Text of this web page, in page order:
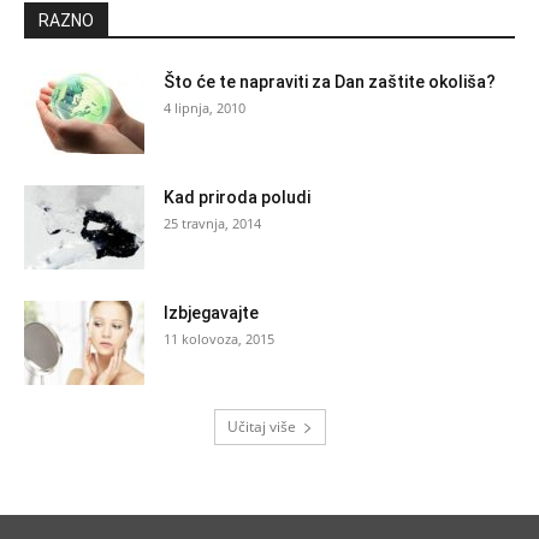
RAZNO
Što će te napraviti za Dan zaštite okoliša?
4 lipnja, 2010
Kad priroda poludi
25 travnja, 2014
Izbjegavajte
11 kolovoza, 2015
Učitaj više